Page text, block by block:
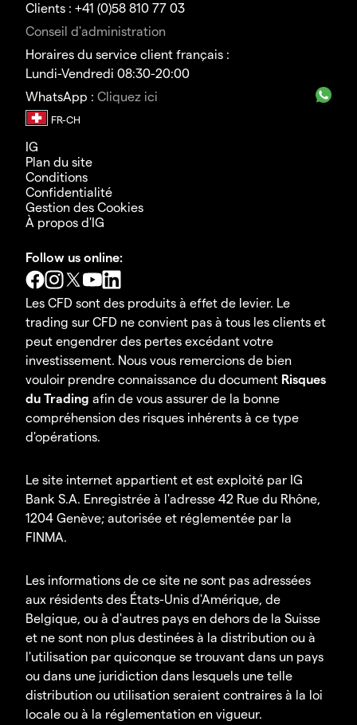
Clients : +41 (0)58 810 77 03
Conseil d'administration
Horaires du service client français :
Lundi-Vendredi 08:30-20:00
WhatsApp : Cliquez ici
IG
Plan du site
Conditions
Confidentialité
Gestion des Cookies
À propos d'IG
Follow us online:
Les CFD sont des produits à effet de levier. Le
trading sur CFD ne convient pas à tous les clients et
peut engendrer des pertes excédant votre
investissement. Nous vous remercions de bien
vouloir prendre connaissance du document Risques
du Trading afin de vous assurer de la bonne
compréhension des risques inhérents à ce type
d'opérations.
Le site internet appartient et est exploité par IG
Bank S.A. Enregistrée à l'adresse 42 Rue du Rhône,
1204 Genève; autorisée et réglementée par la
FINMA.
Les informations de ce site ne sont pas adressées
aux résidents des États-Unis d'Amérique, de
Belgique, ou à d'autres pays en dehors de la Suisse
et ne sont non plus destinées à la distribution ou à
l'utilisation par quiconque se trouvant dans un pays
ou dans une juridiction dans lesquels une telle
distribution ou utilisation seraient contraires à la loi
locale ou à la réglementation en vigueur.